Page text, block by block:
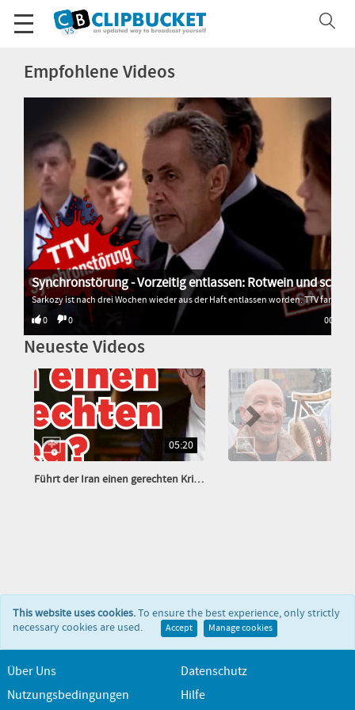
Empfohlene Videos
0
0 00:33
Neueste Videos
05:20
Führt der Iran einen gerechten Krieg?
This website uses cookies.To ensure the best experience, only strictly
necessary cookies are used.
Accept Manage cookies
Über Uns
Datenschutz
Nutzungsbedingungen
Hilfe